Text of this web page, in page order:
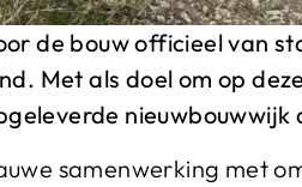
de bouw officieel van
Met als doel om op
nieuwbouwwijk
samenwerking met